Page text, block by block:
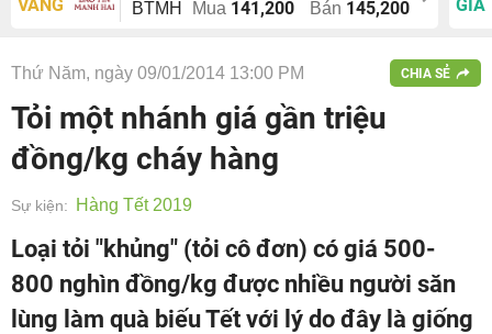
VÀNG
BTMH Mua 141,200 Bán 145,200
GIÁ
Thứ Năm, ngày 09/01/2014 13:00 PM CHIA SẺ
Tỏi một nhánh giá gần triệu
đồng/kg cháy hàng
Sự kiện: Hàng Tết 2019
Loại tỏi "khủng" (tỏi cô đơn) có giá 500-
800 nghìn đồng/kg được nhiều người săn
lùng làm quà biếu Tết với lý do đây là giống